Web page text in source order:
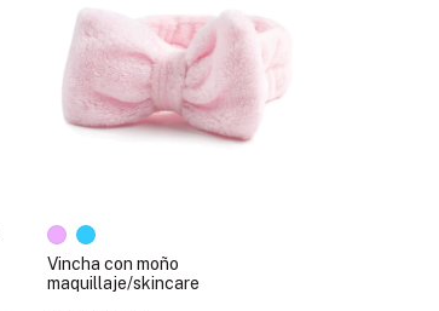
Vincha con moño
maquillaje/skincare